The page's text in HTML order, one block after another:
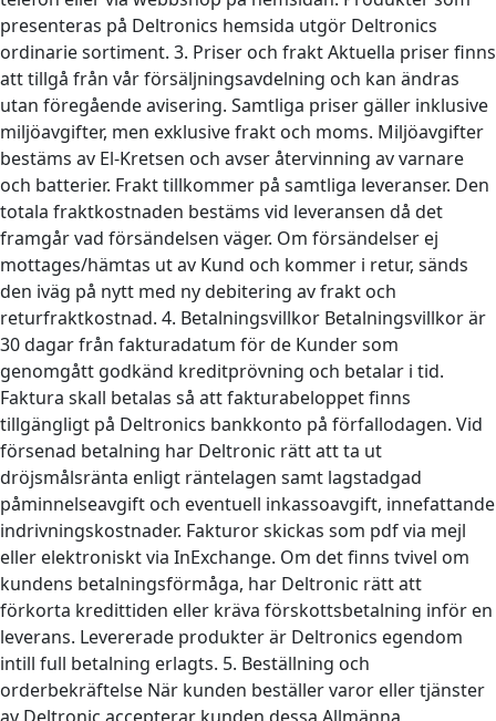
presenteras på Deltronics hemsida utgör Deltronics
ordinarie sortiment. 3. Priser och frakt Aktuella priser finns
att tillgå från vår försäljningsavdelning och kan ändras
utan föregående avisering. Samtliga priser gäller inklusive
miljöavgifter, men exklusive frakt och moms. Miljöavgifter
bestäms av El-Kretsen och avser återvinning av varnare
och batterier. Frakt tillkommer på samtliga leveranser. Den
totala fraktkostnaden bestäms vid leveransen då det
framgår vad försändelsen väger. Om försändelser ej
mottages/hämtas ut av Kund och kommer i retur, sänds
den iväg på nytt med ny debitering av frakt och
returfraktkostnad. 4. Betalningsvillkor Betalningsvillkor är
30 dagar från fakturadatum för de Kunder som
genomgått godkänd kreditprövning och betalar i tid.
Faktura skall betalas så att fakturabeloppet finns
tillgängligt på Deltronics bankkonto på förfallodagen. Vid
försenad betalning har Deltronic rätt att ta ut
dröjsmålsränta enligt räntelagen samt lagstadgad
påminnelseavgift och eventuell inkassoavgift, innefattande
indrivningskostnader. Fakturor skickas som pdf via mejl
eller elektroniskt via InExchange. Om det finns tvivel om
kundens betalningsförmåga, har Deltronic rätt att
förkorta kredittiden eller kräva förskottsbetalning inför en
leverans. Levererade produkter är Deltronics egendom
intill full betalning erlagts. 5. Beställning och
orderbekräftelse När kunden beställer varor eller tjänster
av Deltronic accepterar kunden dessa Allmänna